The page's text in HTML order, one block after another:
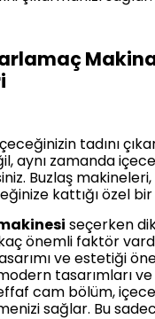
tadını
aynı zamanda
Buzlaş
kattığı özel
seçerken
önemli faktör
ve estetiği
tasarımları ve
cam bölüm,
sağlar. Bu